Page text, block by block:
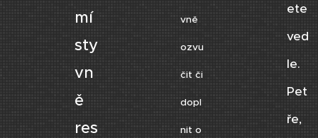
mí
sty
vn
ě
res
vně
ozvu
čit či
dopl
nit o
ete
ved
le.
Pet
ře,